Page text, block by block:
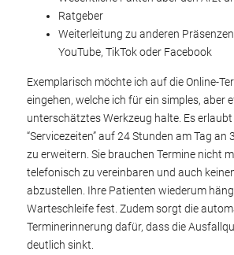
Ratgeber
Weiterleitung zu anderen
YouTube, TikTok oder Facebook
Exemplarisch möchte ich auf die Online-
eingehen, welche ich für ein simples, aber
unterschätztes Werkzeug halte. Es
“Servicezeiten” auf 24 Stunden am Tag an
zu erweitern. Sie brauchen Termine nicht
telefonisch zu vereinbaren und auch
abzustellen. Ihre Patienten wiederum
Warteschleife fest. Zudem sorgt die
Terminerinnerung dafür, dass die
deutlich sinkt.